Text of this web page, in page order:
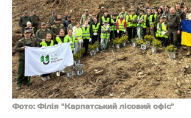
Фото: Філія "Карпатський лісовий офіс"